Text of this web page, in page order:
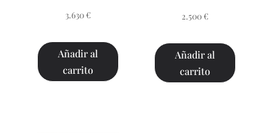
3.630 €
Añadir al
carrito
2.500 €
Añadir al
carrito